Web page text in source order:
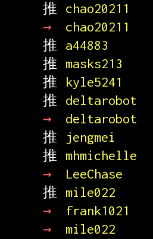
推
chao20211
→
chao20211
推
a44883
推
masks213
推
kyle5241
推
deltarobot
→
deltarobot
推
jengmei
推
mhmichelle
→
LeeChase
推
mile022
→
frank1021
→
mile022